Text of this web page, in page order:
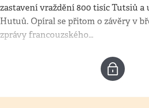
zastavení vraždění 800 tisíc Tutsiů
Hutuů. Opíral se přitom o závěry v
zprávy francouzského…